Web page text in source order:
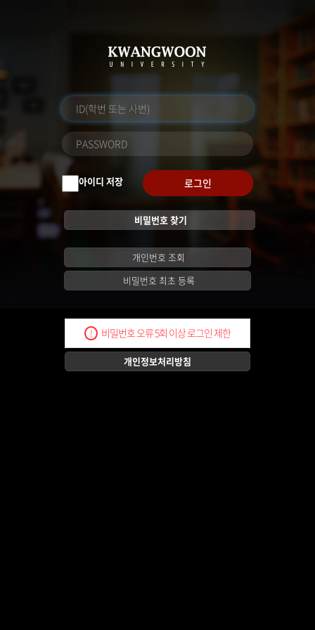
아이디 저장 로그인
비밀번호 찾기
개인번호 조회
비밀번호 최초 등록
! 비밀번호 오류 5회 이상 로그인 제한
개인정보처리방침